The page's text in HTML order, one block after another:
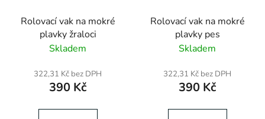
Rolovací vak na mokré
plavky žraloci
Skladem
322,31 Kč bez DPH
390 Kč
Rolovací vak na mokré
plavky pes
Skladem
322,31 Kč bez DPH
390 Kč